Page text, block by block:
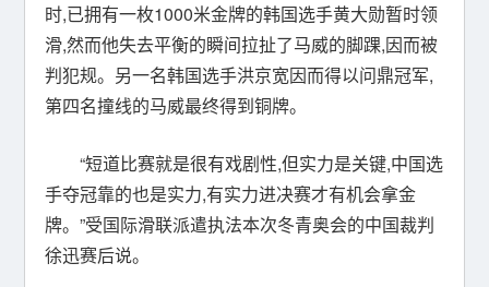
时,已拥有一枚1000米金牌的韩国选手黄大勋暂时领
滑,然而他失去平衡的瞬间拉扯了马威的脚踝,因而被
判犯规。另一名韩国选手洪京宽因而得以问鼎冠军,
第四名撞线的马威最终得到铜牌。
“短道比赛就是很有戏剧性,但实力是关键,中国选
手夺冠靠的也是实力,有实力进决赛才有机会拿金
牌。”受国际滑联派遣执法本次冬青奥会的中国裁判
徐迅赛后说。